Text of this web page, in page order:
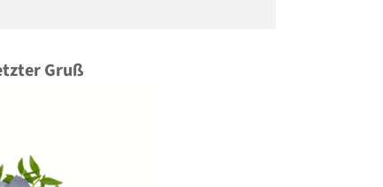
Gruß